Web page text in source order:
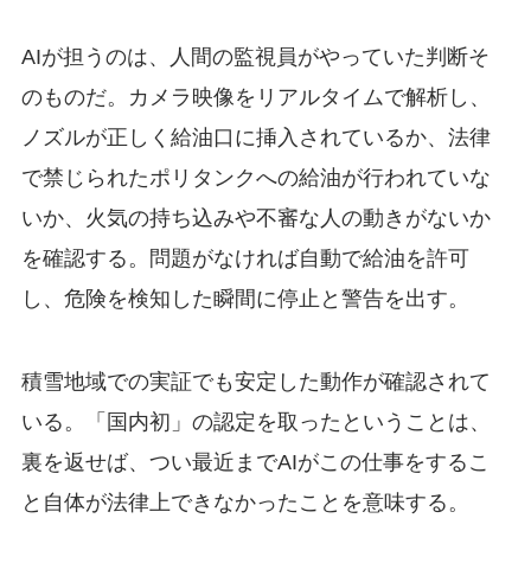
AIが担うのは、人間の監視員がやっていた判断そ
のものだ。カメラ映像をリアルタイムで解析し、
ノズルが正しく給油口に挿入されているか、法律
で禁じられたポリタンクへの給油が行われていな
いか、火気の持ち込みや不審な人の動きがないか
を確認する。問題がなければ自動で給油を許可
し、危険を検知した瞬間に停止と警告を出す。
積雪地域での実証でも安定した動作が確認されて
いる。「国内初」の認定を取ったということは、
裏を返せば、つい最近までAIがこの仕事をするこ
と自体が法律上できなかったことを意味する。